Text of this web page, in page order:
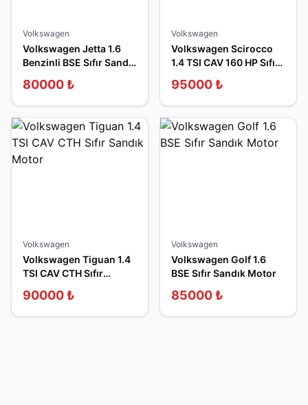
Volkswagen
Volkswagen Jetta 1.6
Benzinli BSE Sıfır Sandık
80000 ₺
Volkswagen
Volkswagen Scirocco
1.4 TSI CAV 160 HP Sıfır
95000 ₺
Volkswagen
Volkswagen Tiguan 1.4
TSI CAV CTH Sıfır
90000 ₺
Volkswagen
Volkswagen Golf 1.6
BSE Sıfır Sandık Motor
85000 ₺